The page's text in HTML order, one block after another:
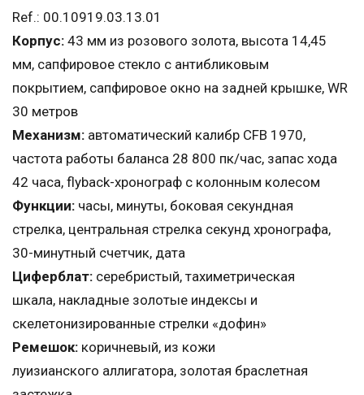
Ref.: 00.10919.03.13.01
Корпус: 43 мм из розового золота, высота 14,45
мм, сапфировое стекло с антибликовым
покрытием, сапфировое окно на задней крышке, WR
30 метров
Механизм: автоматический калибр CFB 1970,
частота работы баланса 28 800 пк/час, запас хода
42 часа, flyback-хронограф с колонным колесом
Функции: часы, минуты, боковая секундная
стрелка, центральная стрелка секунд хронографа,
30-минутный счетчик, дата
Циферблат: серебристый, тахиметрическая
шкала, накладные золотые индексы и
скелетонизированные стрелки «дофин»
Ремешок: коричневый, из кожи
луизианского аллигатора, золотая браслетная